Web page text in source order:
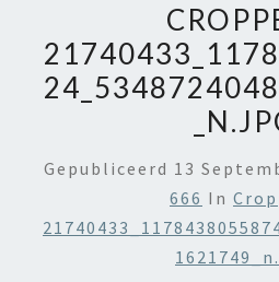
Gepubliceerd 13
666 In